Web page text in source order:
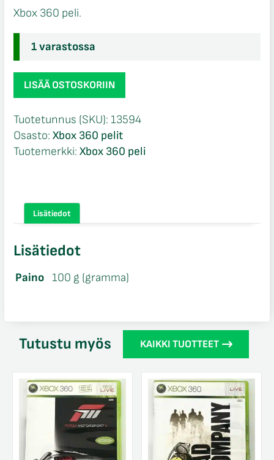
Xbox 360 peli.
1 varastossa
Project
Gotham
3
loose
Xbox
LISÄÄ OSTOSKORIIN
Tuotetunnus (SKU): 13594
Osasto: Xbox 360 pelit
Tuotemerkki: Xbox 360 peli
Lisätiedot
Lisätiedot
Paino 100 g (gramma)
Tutustu myös KAIKKI TUOTTEET